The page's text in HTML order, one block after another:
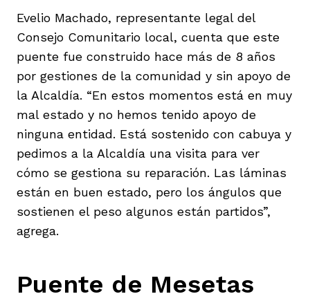
Evelio Machado, representante legal del
Consejo Comunitario local, cuenta que este
puente fue construido hace más de 8 años
por gestiones de la comunidad y sin apoyo de
la Alcaldía. “En estos momentos está en muy
mal estado y no hemos tenido apoyo de
ninguna entidad. Está sostenido con cabuya y
pedimos a la Alcaldía una visita para ver
cómo se gestiona su reparación. Las láminas
están en buen estado, pero los ángulos que
sostienen el peso algunos están partidos”,
agrega.
Puente de Mesetas